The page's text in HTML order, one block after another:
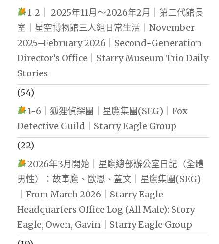
1-2｜ 2025年11月～2026年2月｜第二代館長
室｜星空博物館三人組日常生活｜November
2025–February 2026｜Second-Generation
Director’s Office｜Starry Museum Trio Daily
Stories
(54)
1-6｜狐狸偵探團｜星鷹集團(SEG)｜Fox
Detective Guild｜Starry Eagle Group
(22)
2026年3月開始｜星鷹總部辦公室日記（全體
男性）：故事鷹、歐恩、蓋文｜星鷹集團(SEG)
｜From March 2026｜Starry Eagle
Headquarters Office Log (All Male): Story
Eagle, Owen, Gavin｜Starry Eagle Group